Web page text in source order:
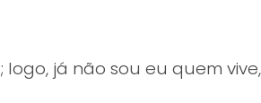
logo, já não sou eu quem